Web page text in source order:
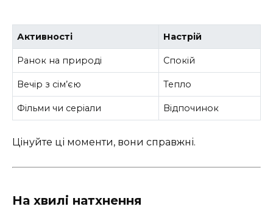
Активності Настрій
Ранок на природі Спокій
Вечір з сім’єю Тепло
Фільми чи серіали Відпочинок
Цінуйте ці моменти, вони справжні.
На хвилі натхнення